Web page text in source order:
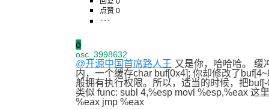
点赞 0
o
osc_3998632
@开源中国首席路人王 又是你，哈哈哈。 缓
内，一个缓存char buf[0x4]; 你却修改了
般拥有执行权限。所以，适当的时候，把
类似 func: subl 4,%esp movl %esp,%eax 这
%eax jmp %eax